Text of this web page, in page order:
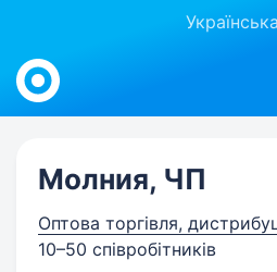
Українська
Work.ua
Молния, ЧП
Оптова торгівля,
10–50 співробітників